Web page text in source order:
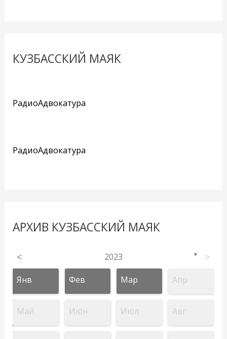
КУЗБАССКИЙ МАЯК
РадиоАдвокатура
РадиоАдвокатура
АРХИВ КУЗБАССКИЙ МАЯК
< 2023 ▼ >
Янв Фев Мар Апр
Май Июн Июл Авг